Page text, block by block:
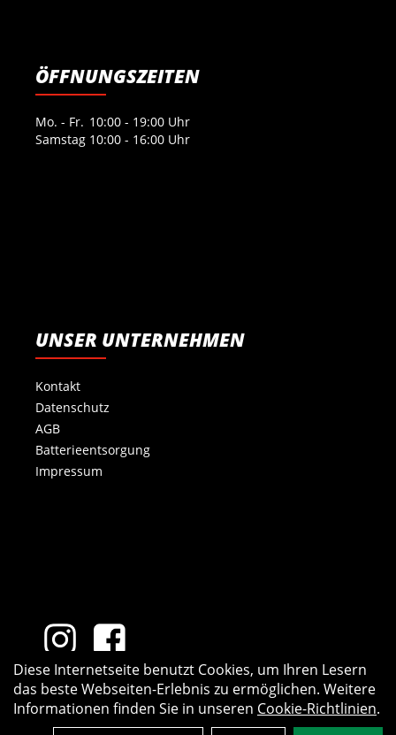
ÖFFNUNGSZEITEN
Mo. - Fr. 10:00 - 19:00 Uhr
Samstag 10:00 - 16:00 Uhr
UNSER UNTERNEHMEN
Kontakt
Datenschutz
AGB
Batterieentsorgung
Impressum
Diese Internetseite benutzt Cookies, um Ihren Lesern
das beste Webseiten-Erlebnis zu ermöglichen. Weitere
Informationen finden Sie in unseren Cookie-Richtlinien.